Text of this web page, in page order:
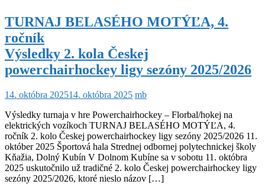
TURNAJ BELASÉHO MOTÝĽA, 4.
ročník
Výsledky 2. kola Českej
powerchairhockey ligy sezóny 2025/2026
14. októbra 202514. októbra 2025 mb
Výsledky turnaja v hre Powerchairhockey – Florbal/hokej na
elektrických vozíkoch TURNAJ BELASÉHO MOTÝĽA, 4.
ročník 2. kolo Českej powerchairhockey ligy sezóny 2025/2026 11.
október 2025 Športová hala Strednej odbornej polytechnickej školy
Kňažia, Dolný Kubín V Dolnom Kubíne sa v sobotu 11. októbra
2025 uskutočnilo už tradičné 2. kolo Českej powerchairhockey ligy
sezóny 2025/2026, ktoré nieslo názov […]